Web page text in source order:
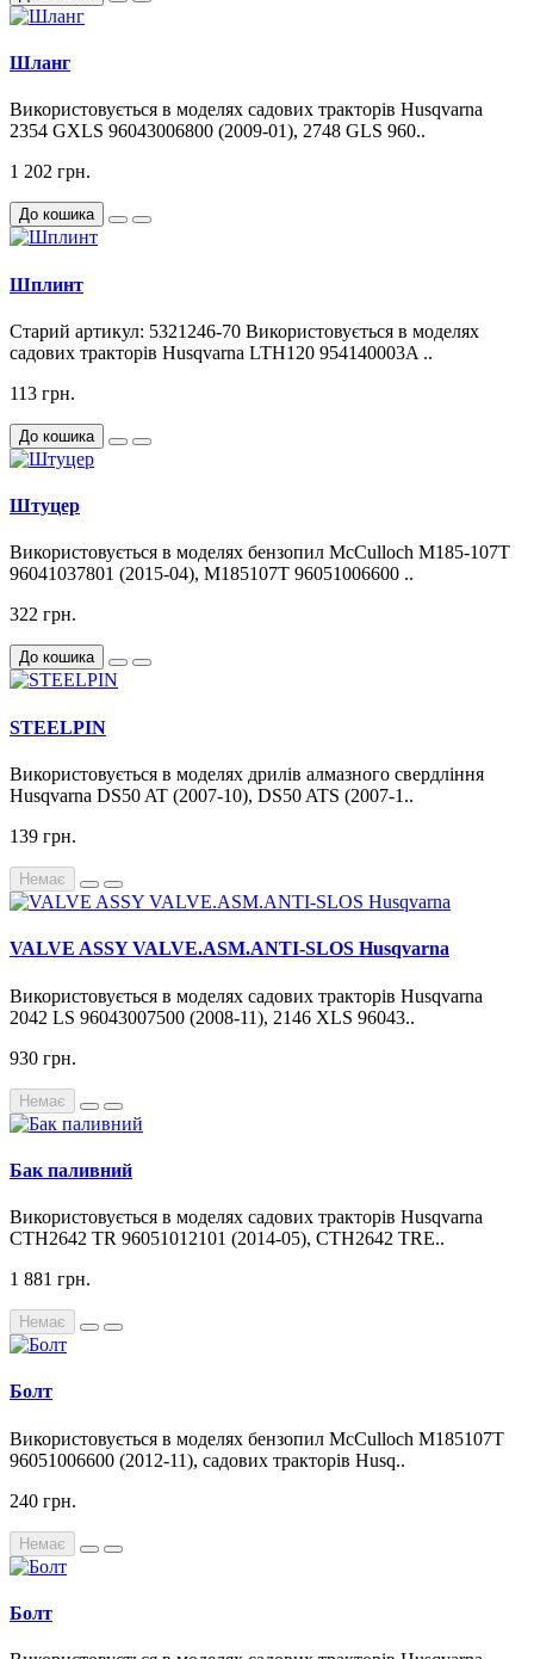
Шланг
Використовується в моделях садових тракторів Husqvarna
2354 GXLS 96043006800 (2009-01), 2748 GLS 960..
1 202 грн.
До кошика
Шплинт
Старий артикул: 5321246-70 Використовується в моделях
садових тракторів Husqvarna LTH120 954140003A ..
113 грн.
До кошика
Штуцер
Використовується в моделях бензопил McCulloch M185-107T
96041037801 (2015-04), M185107T 96051006600 ..
322 грн.
До кошика
STEELPIN
Використовується в моделях дрилів алмазного свердління
Husqvarna DS50 AT (2007-10), DS50 ATS (2007-1..
139 грн.
Немає
VALVE ASSY VALVE.ASM.ANTI-SLOS Husqvarna
Використовується в моделях садових тракторів Husqvarna
2042 LS 96043007500 (2008-11), 2146 XLS 96043..
930 грн.
Немає
Бак паливний
Використовується в моделях садових тракторів Husqvarna
CTH2642 TR 96051012101 (2014-05), CTH2642 TRE..
1 881 грн.
Немає
Болт
Використовується в моделях бензопил McCulloch M185107T
96051006600 (2012-11), садових тракторів Husq..
240 грн.
Немає
Болт